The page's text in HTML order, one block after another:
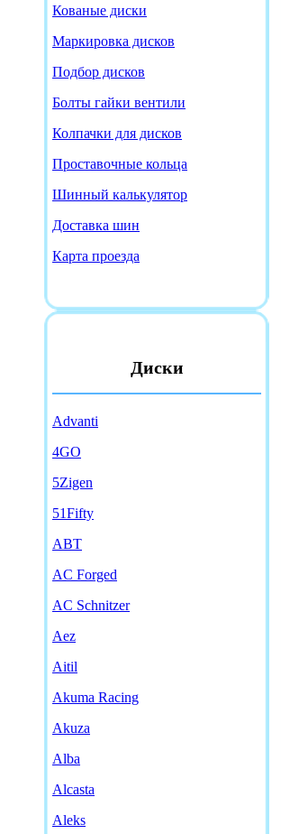
Кованые диски
Маркировка дисков
Подбор дисков
Болты гайки вентили
Колпачки для дисков
Проставочные кольца
Шинный калькулятор
Доставка шин
Карта проезда
Диски
Advanti
4GO
5Zigen
51Fifty
ABT
AC Forged
AC Schnitzer
Aez
Aitil
Akuma Racing
Akuza
Alba
Alcasta
Aleks